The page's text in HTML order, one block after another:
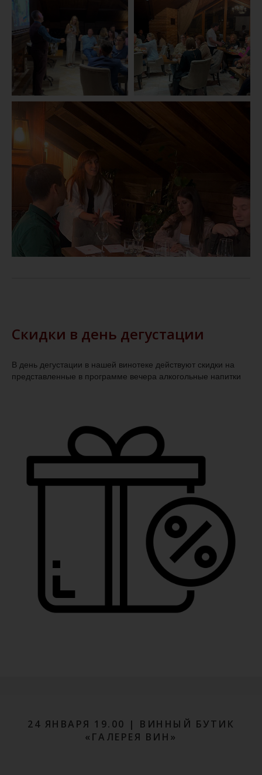
Скидки в день дегустации
В день дегустации в нашей винотеке действуют скидки на
представленные в программе вечера алкогольные напитки
24 ЯНВАРЯ 19.00 | ВИННЫЙ БУТИК
«ГАЛЕРЕЯ ВИН»